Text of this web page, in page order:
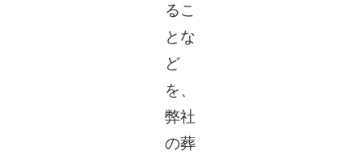
るこ
とな
ど
を、
弊社
の葬